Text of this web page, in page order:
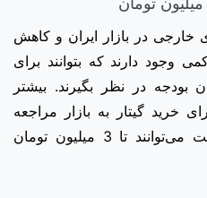
خارجی در بازار ایران و کاهش
وجود دارند که بتوانند برای
میلیون تومان بودجه در نظر بگیرند. بیشتر
خرید گیتار به بازار مراجعه
می‌کنند در خوشبینانه‌‌ترین حالت می‌توانند تا 3 میلیون تومان